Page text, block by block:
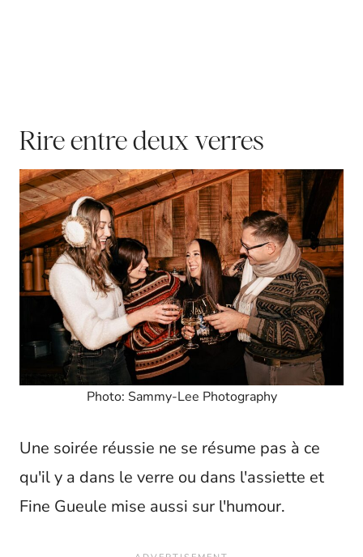
Rire entre deux verres
Photo: Sammy-Lee Photography
Une soirée réussie ne se résume pas à ce
qu'il y a dans le verre ou dans l'assiette et
Fine Gueule mise aussi sur l'humour.